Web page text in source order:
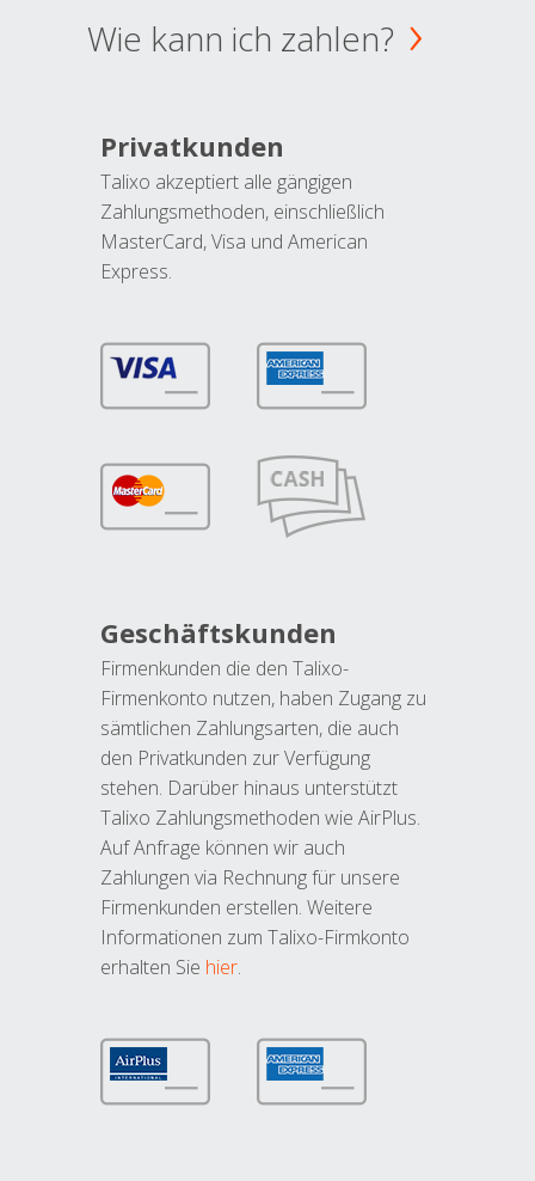
Wie kann ich zahlen?
Privatkunden
Talixo akzeptiert alle gängigen
Zahlungsmethoden, einschließlich
MasterCard, Visa und American
Express.
Geschäftskunden
Firmenkunden die den Talixo-
Firmenkonto nutzen, haben Zugang zu
sämtlichen Zahlungsarten, die auch
den Privatkunden zur Verfügung
stehen. Darüber hinaus unterstützt
Talixo Zahlungsmethoden wie AirPlus.
Auf Anfrage können wir auch
Zahlungen via Rechnung für unsere
Firmenkunden erstellen. Weitere
Informationen zum Talixo-Firmkonto
erhalten Sie hier.